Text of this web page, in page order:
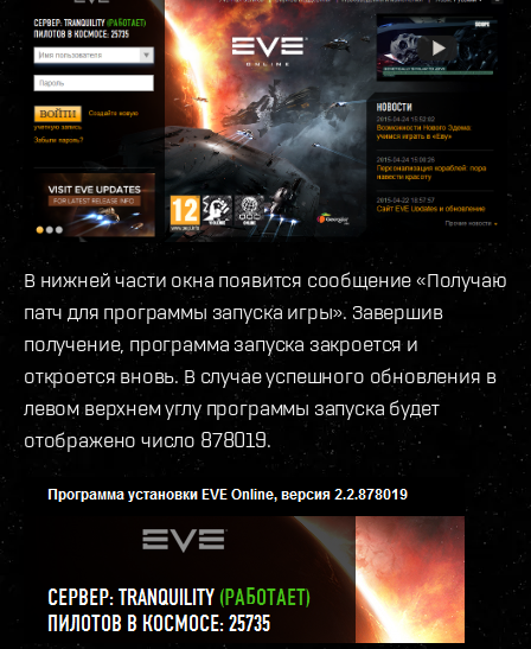
В нижней части окна появится сообщение «Получаю
патч для программы запуска игры». Завершив
получение, программа запуска закроется и
откроется вновь. В случае успешного обновления в
левом верхнем углу программы запуска будет
отображено число 878019.